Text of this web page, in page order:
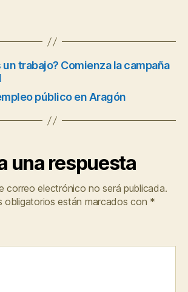
trabajo? Comienza la campaña
público en Aragón
una respuesta
correo electrónico no será publicada.
obligatorios están marcados con *